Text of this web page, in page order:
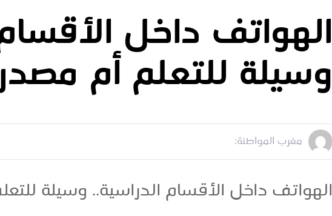
الهواتف داخل
وسيلة للتعلم أم
مغرب المواطنة:
الهواتف داخل الأقسام الدراسية.. وسيلة